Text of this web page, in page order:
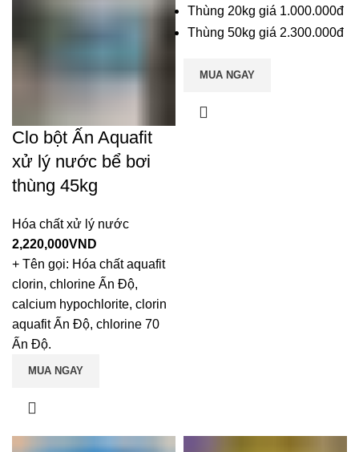
Clo bột Ấn Aquafit
xử lý nước bể bơi
thùng 45kg
Hóa chất xử lý nước
2,220,000VND
+ Tên gọi: Hóa chất aquafit
clorin, chlorine Ấn Độ,
calcium hypochlorite, clorin
aquafit Ấn Độ, chlorine 70
Ấn Độ.
MUA NGAY
Thùng 20kg giá 1.000.000đ
Thùng 50kg giá 2.300.000đ
MUA NGAY